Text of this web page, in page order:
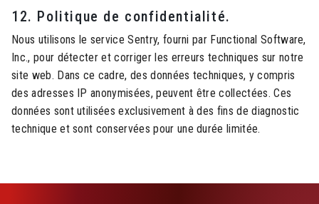
12. Politique de confidentialité.
Nous utilisons le service Sentry, fourni par Functional Software,
Inc., pour détecter et corriger les erreurs techniques sur notre
site web. Dans ce cadre, des données techniques, y compris
des adresses IP anonymisées, peuvent être collectées. Ces
données sont utilisées exclusivement à des fins de diagnostic
technique et sont conservées pour une durée limitée.